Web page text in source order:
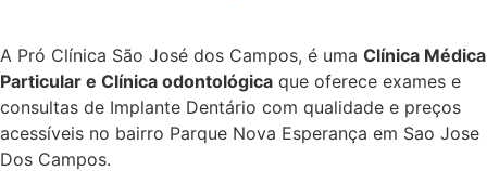
A Pró Clínica São José dos Campos, é uma Clínica Médica
Particular e Clínica odontológica que oferece exames e
consultas de Implante Dentário com qualidade e preços
acessíveis no bairro Parque Nova Esperança em Sao Jose
Dos Campos.